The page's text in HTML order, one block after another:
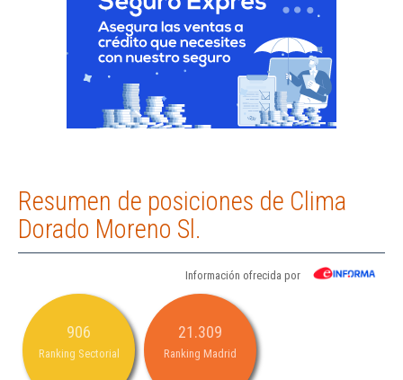
Resumen de posiciones de Clima
Dorado Moreno Sl.
Información ofrecida por
906
Ranking Sectorial
21.309
Ranking Madrid